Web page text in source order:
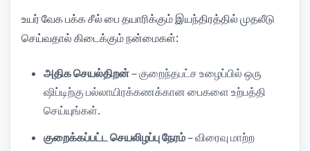
உயர் வேக பக்க சீல் பை தயாரிக்கும் இயந்திரத்தில் முதலீடு
செய்வதால் கிடைக்கும் நன்மைகள்:
அதிக செயல்திறன்– குறைந்தபட்ச உழைப்பில் ஒரு
ஷிப்டிற்கு பல்லாயிரக்கணக்கான பைகளை உற்பத்தி
செய்யுங்கள்.
குறைக்கப்பட்ட செயலிழப்பு நேரம்– விரைவு மாற்ற